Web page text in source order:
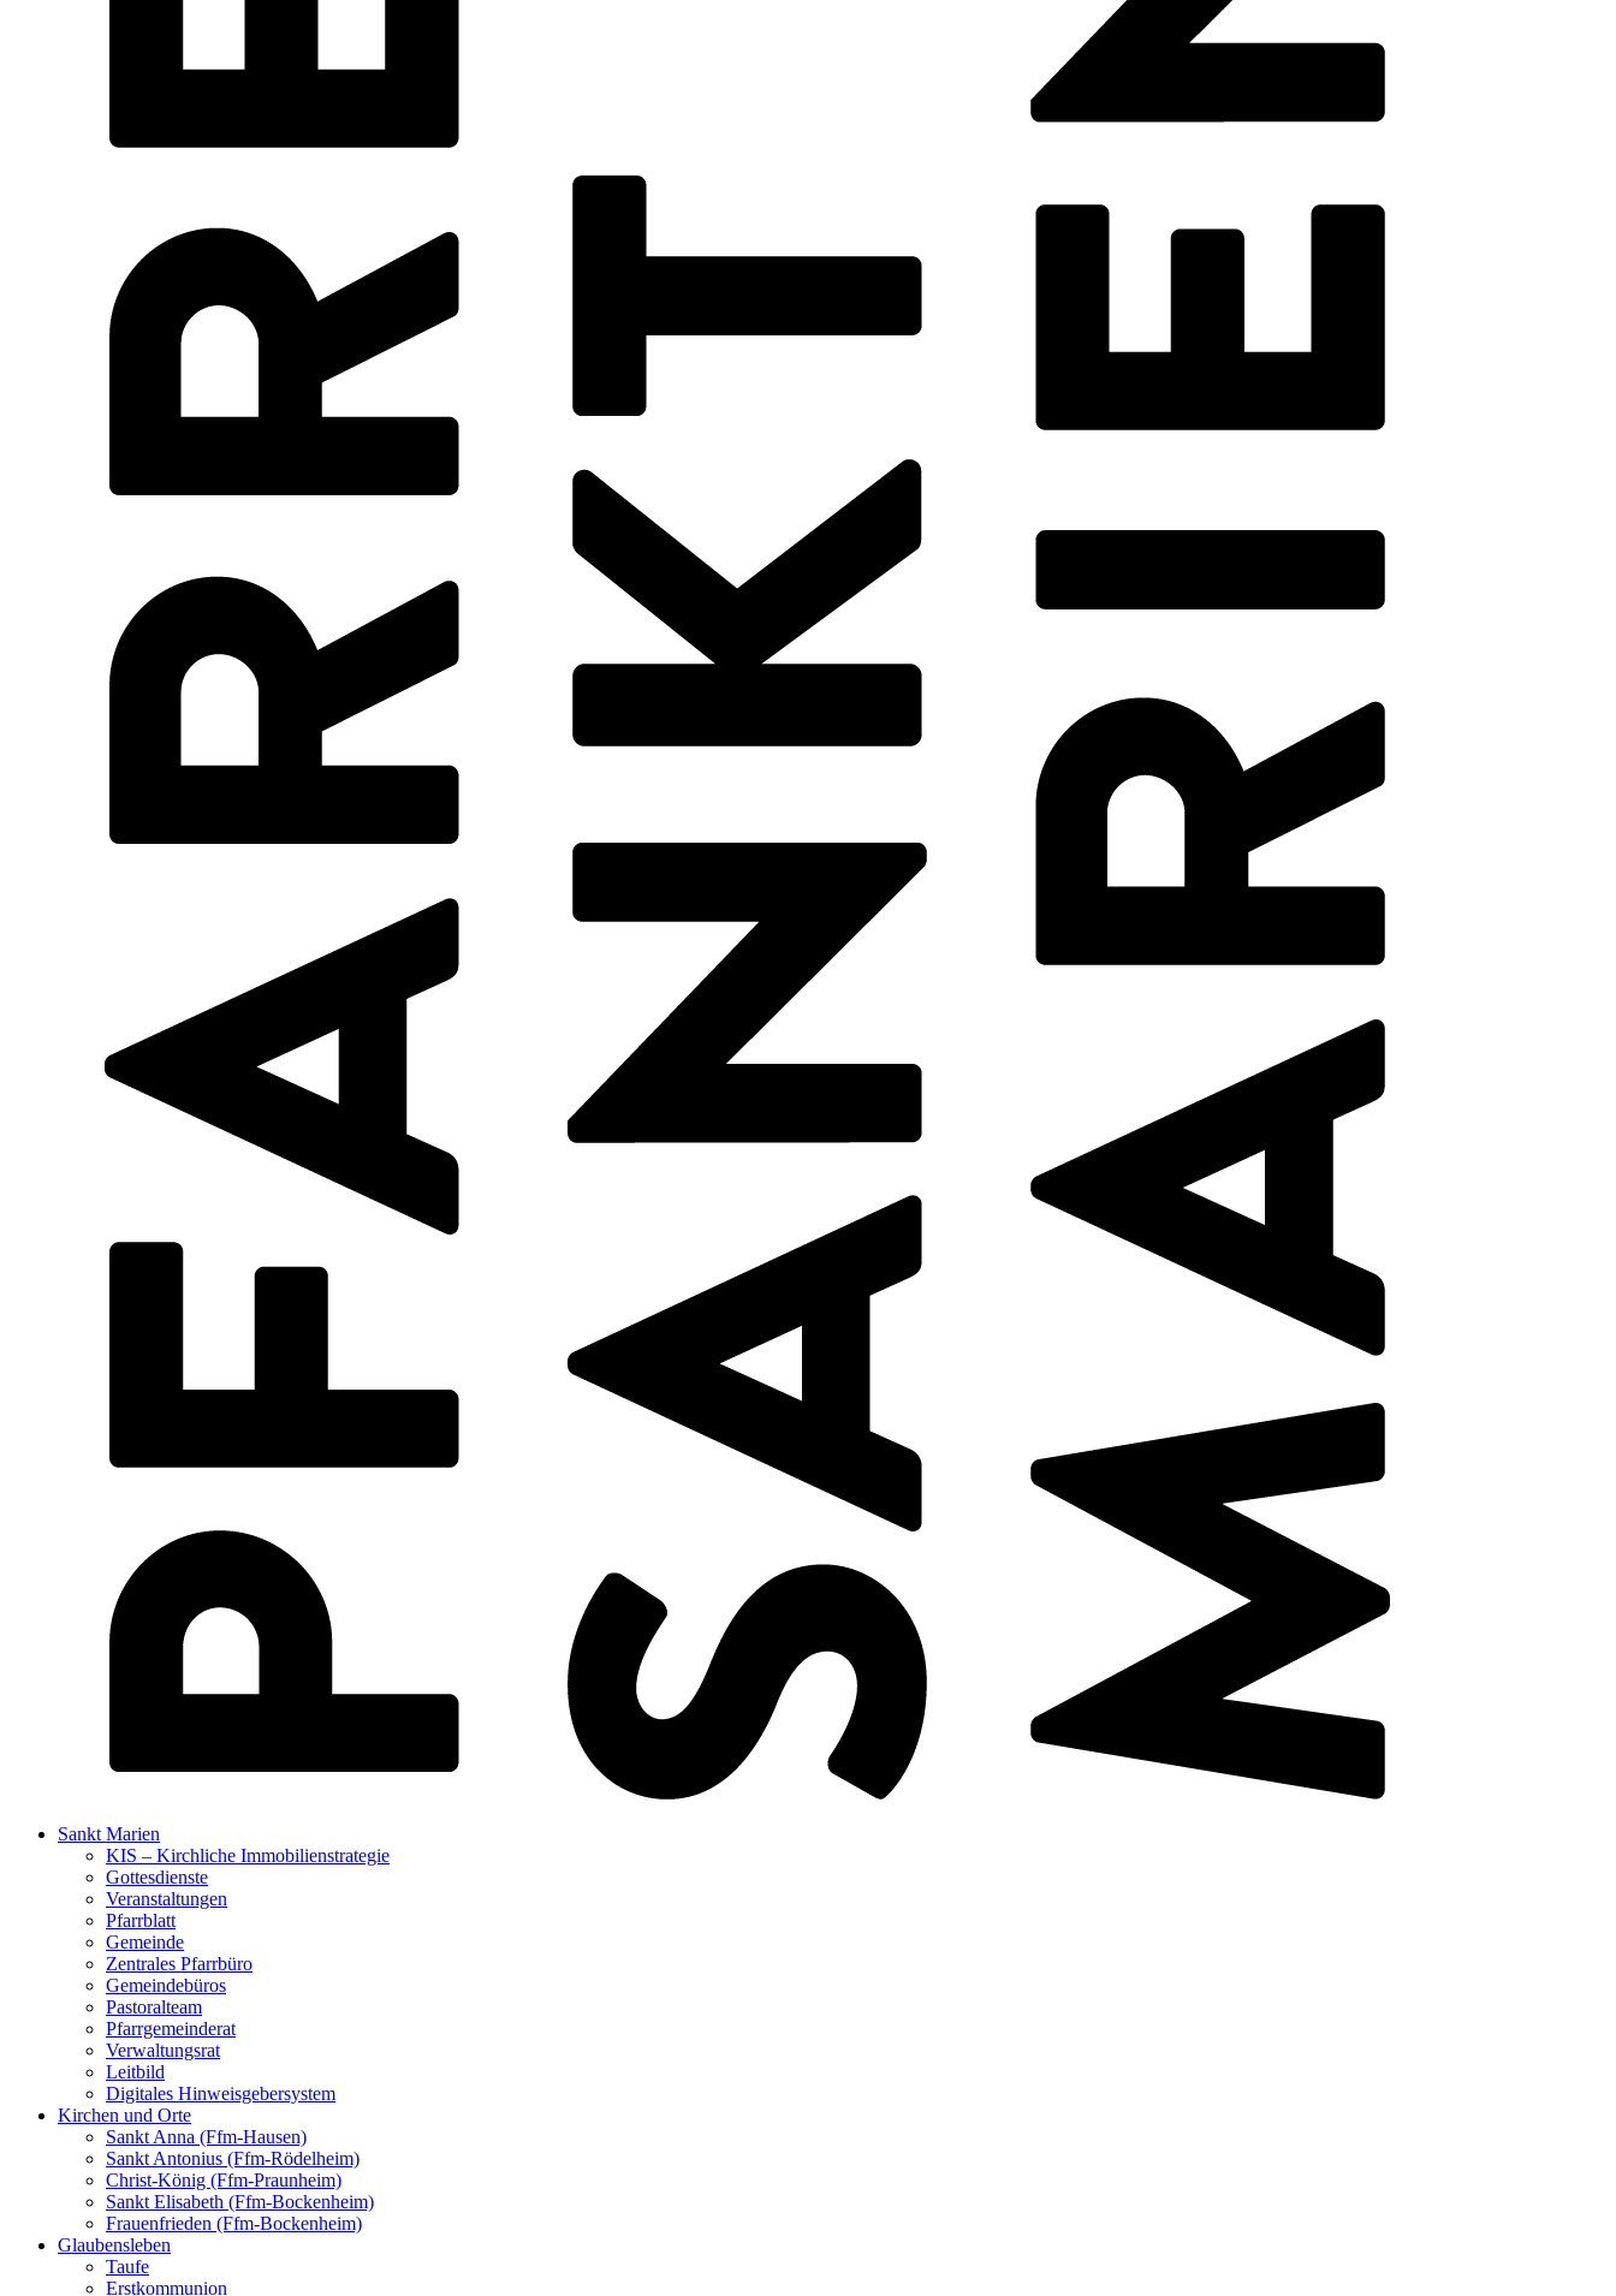
Sankt Marien
KIS – Kirchliche Immobilienstrategie
Gottesdienste
Veranstaltungen
Pfarrblatt
Gemeinde
Zentrales Pfarrbüro
Gemeindebüros
Pastoralteam
Pfarrgemeinderat
Verwaltungsrat
Leitbild
Digitales Hinweisgebersystem
Kirchen und Orte
Sankt Anna (Ffm-Hausen)
Sankt Antonius (Ffm-Rödelheim)
Christ-König (Ffm-Praunheim)
Sankt Elisabeth (Ffm-Bockenheim)
Frauenfrieden (Ffm-Bockenheim)
Glaubensleben
Taufe
Erstkommunion